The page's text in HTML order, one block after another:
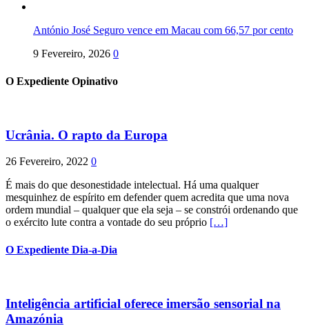
António José Seguro vence em Macau com 66,57 por cento
9 Fevereiro, 2026 0
O Expediente Opinativo
Ucrânia. O rapto da Europa
26 Fevereiro, 2022 0
É mais do que desonestidade intelectual. Há uma qualquer
mesquinhez de espírito em defender quem acredita que uma nova
ordem mundial – qualquer que ela seja – se constrói ordenando que
o exército lute contra a vontade do seu próprio […]
O Expediente Dia-a-Dia
Inteligência artificial oferece imersão sensorial na
Amazónia